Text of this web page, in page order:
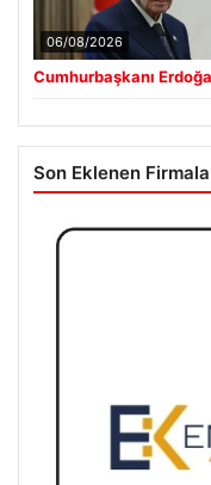
06/08/2026
Cumhurbaşkanı
Son Eklenen